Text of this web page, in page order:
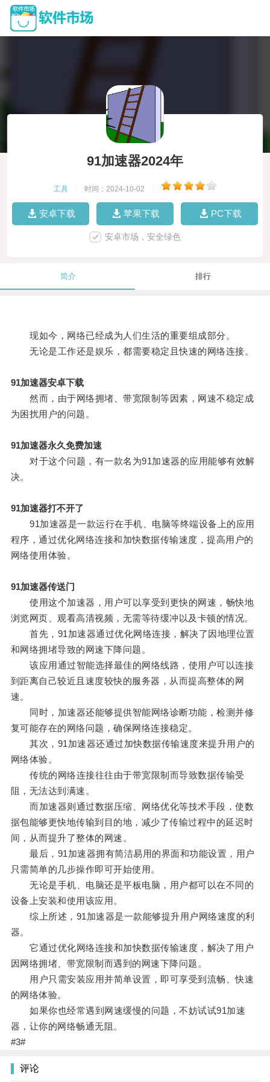
91加速器2024年
工具 时间：2024-10-02
安卓下载 苹果下载 PC下载
安卓市场，安全绿色
简介 排行
现如今，网络已经成为人们生活的重要组成部分。
无论是工作还是娱乐，都需要稳定且快速的网络连接。
91加速器安卓下载
然而，由于网络拥堵、带宽限制等因素，网速不稳定成
为困扰用户的问题。
91加速器永久免费加速
对于这个问题，有一款名为91加速器的应用能够有效解
决。
91加速器打不开了
91加速器是一款运行在手机、电脑等终端设备上的应用
程序，通过优化网络连接和加快数据传输速度，提高用户的
网络使用体验。
91加速器传送门
使用这个加速器，用户可以享受到更快的网速，畅快地
浏览网页、观看高清视频，无需等待缓冲以及卡顿的情况。
首先，91加速器通过优化网络连接，解决了因地理位置
和网络拥堵导致的网速下降问题。
该应用通过智能选择最佳的网络线路，使用户可以连接
到距离自己较近且速度较快的服务器，从而提高整体的网
速。
同时，加速器还能够提供智能网络诊断功能，检测并修
复可能存在的网络问题，确保网络连接稳定。
其次，91加速器还通过加快数据传输速度来提升用户的
网络体验。
传统的网络连接往往由于带宽限制而导致数据传输受
阻，无法达到满速。
而加速器则通过数据压缩、网络优化等技术手段，使数
据包能够更快地传输到目的地，减少了传输过程中的延迟时
间，从而提升了整体的网速。
最后，91加速器拥有简洁易用的界面和功能设置，用户
只需简单的几步操作即可开始使用。
无论是手机、电脑还是平板电脑，用户都可以在不同的
设备上安装和使用该应用。
综上所述，91加速器是一款能够提升用户网络速度的利
器。
它通过优化网络连接和加快数据传输速度，解决了用户
因网络拥堵、带宽限制而遇到的网速下降问题。
用户只需安装应用并简单设置，即可享受到流畅、快速
的网络体验。
如果你也经常遇到网速缓慢的问题，不妨试试91加速
器，让你的网络畅通无阻。
#3#
评论